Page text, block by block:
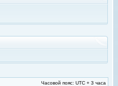
Часовой пояс: UTC + 3 часа